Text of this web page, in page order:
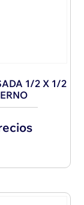
1/2 X 1/2